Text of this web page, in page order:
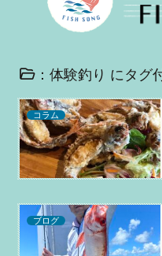
：体験釣り にタグ
コラム
ブログ